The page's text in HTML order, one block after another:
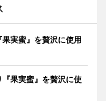
実蜜』を贅沢に使用
果実蜜』を贅沢に使